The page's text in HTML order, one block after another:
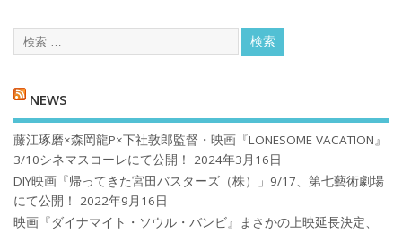
NEWS
藤江琢磨×森岡龍P×下社敦郎監督・映画『LONESOME VACATION』
3/10シネマスコーレにて公開！
2024年3月16日
DIY映画『帰ってきた宮田バスターズ（株）」9/17、第七藝術劇場
にて公開！
2022年9月16日
映画『ダイナマイト・ソウル・バンビ』まさかの上映延長決定、